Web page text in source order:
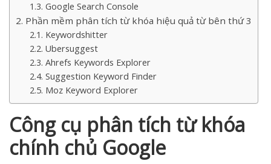
Google Search Console
Phần mềm phân tích từ khóa hiệu quả từ bên thứ 3
Keywordshitter
Ubersuggest
Ahrefs Keywords Explorer
Suggestion Keyword Finder
Moz Keyword Explorer
Công cụ phân tích từ khóa
chính chủ Google